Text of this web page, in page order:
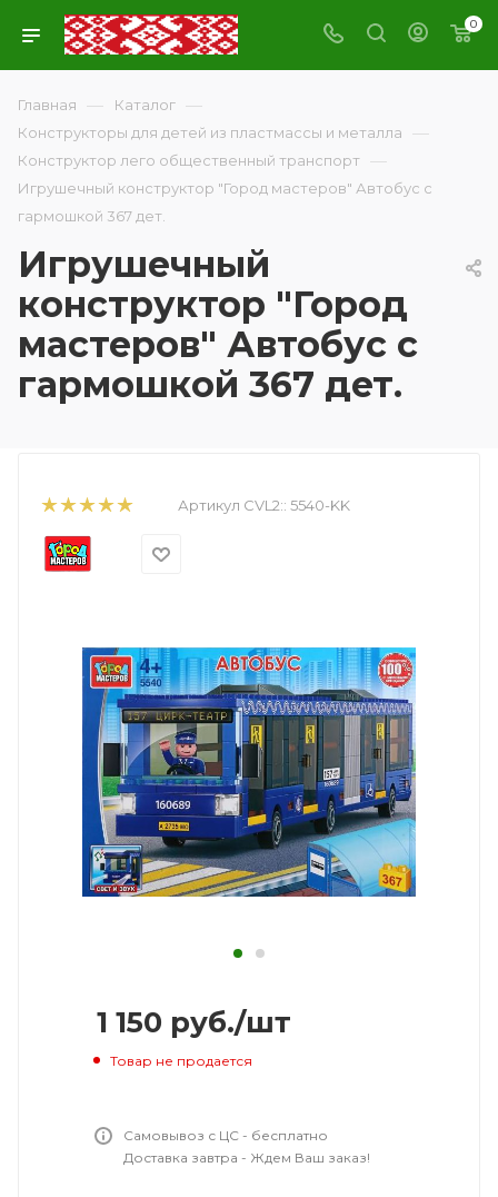
0
Главная — Каталог —
Конструкторы для детей из пластмассы и металла —
Конструктор лего общественный транспорт —
Игрушечный конструктор "Город мастеров" Автобус с
гармошкой 367 дет.
Игрушечный
конструктор "Город
мастеров" Автобус с
гармошкой 367 дет.
Артикул CVL2:: 5540-KK
1 150 руб./шт
Товар не продается
Самовывоз с ЦС - бесплатно
Доставка завтра - Ждем Ваш заказ!